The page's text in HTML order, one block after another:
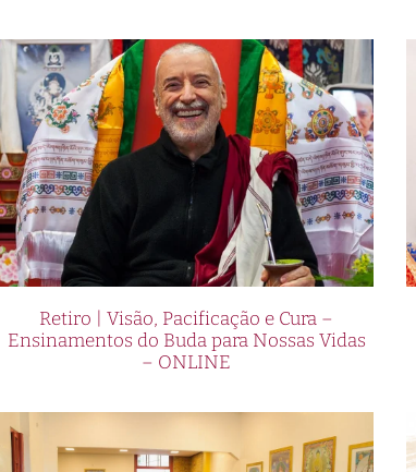
Retiro | Visão, Pacificação e Cura –
Ensinamentos do Buda para Nossas Vidas
– ONLINE